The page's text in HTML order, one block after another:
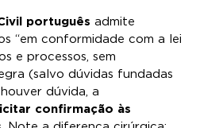
português admite
“em conformidade com a lei
e processos, sem
(salvo dúvidas fundadas
dúvida, a
confirmação às